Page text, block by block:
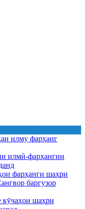
илму фарҳанг
илмӣ-фарҳангии
фарҳанги шаҳри
баргузор
кӯчаҳои шаҳри